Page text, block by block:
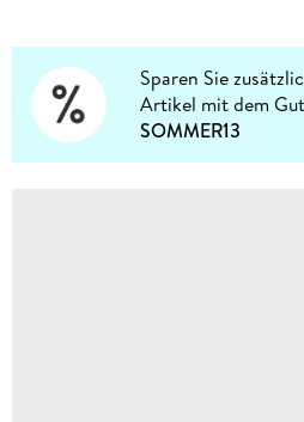
Sparen Sie
Artikel mit dem
SOMMER13